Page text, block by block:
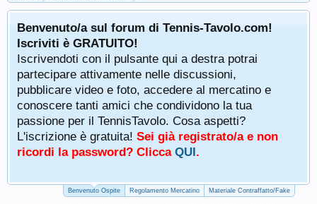
Benvenuto/a sul forum di Tennis-Tavolo.com!
Iscriviti è GRATUITO!
Iscrivendoti con il pulsante qui a destra potrai
partecipare attivamente nelle discussioni,
pubblicare video e foto, accedere al mercatino e
conoscere tanti amici che condividono la tua
passione per il TennisTavolo. Cosa aspetti?
L'iscrizione è gratuita! Sei già registrato/a e non
ricordi la password? Clicca QUI.
Benvenuto Ospite Regolamento Mercatino Materiale Contraffatto/Fake